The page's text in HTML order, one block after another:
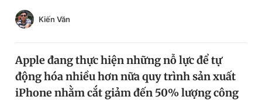
Chào ngày mới
Video Magazine
Kiến Văn
Apple đang thực hiện những nỗ lực để tự
động hóa nhiều hơn nữa quy trình sản xuất
iPhone nhằm cắt giảm đến 50% lượng công